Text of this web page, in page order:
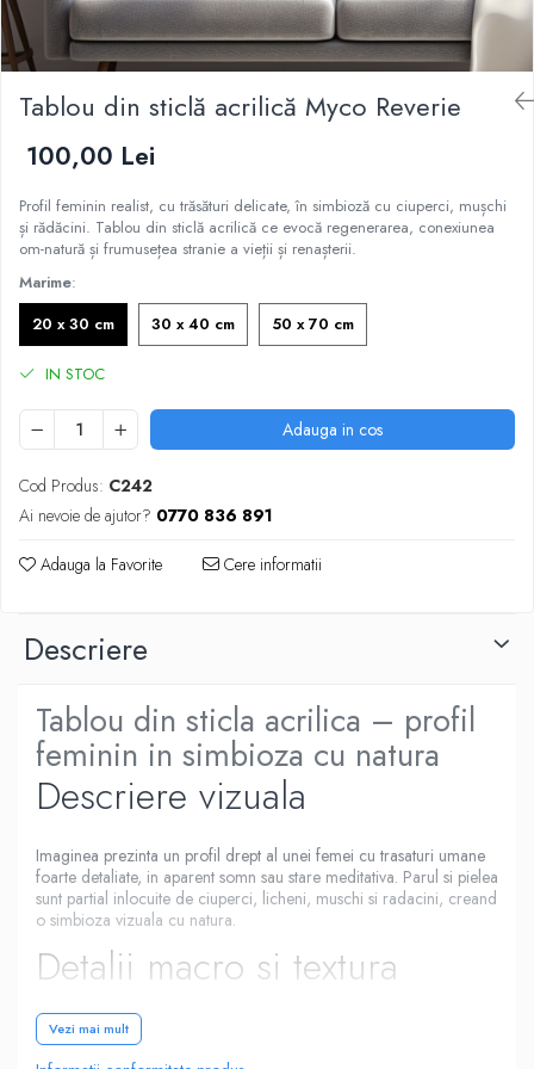
Tablou din sticlă acrilică Myco Reverie
100,00 Lei
Profil feminin realist, cu trăsături delicate, în simbioză cu ciuperci, mușchi
și rădăcini. Tablou din sticlă acrilică ce evocă regenerarea, conexiunea
om-natură și frumusețea stranie a vieții și renașterii.
Marime:
20 x 30 cm
30 x 40 cm 50 x 70 cm
IN STOC
Adauga in cos
Cod Produs: C242
Ai nevoie de ajutor? 0770 836 891
Adauga la Favorite Cere informatii
Descriere
Tablou din sticla acrilica – profil
feminin in simbioza cu natura
Descriere vizuala
Imaginea prezinta un profil drept al unei femei cu trasaturi umane
foarte detaliate, in aparent somn sau stare meditativa. Parul si pielea
sunt partial inlocuite de ciuperci, licheni, muschi si radacini, creand
o simbioza vizuala cu natura.
Detalii macro si textura
Fire fine de tip panza de paianjen sau miceliu acopera fata, oferind
mister si profunzime. Fundalul gri neutru accentueaza volumetria si
Vezi mai mult